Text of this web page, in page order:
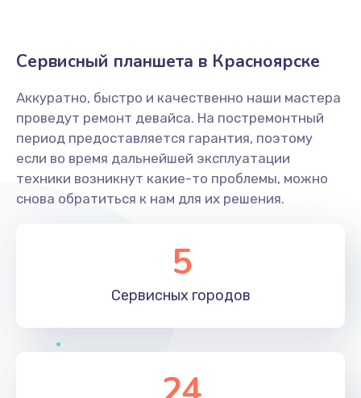
Сервисный планшета в Красноярске
Аккуратно, быстро и качественно наши мастера
проведут ремонт девайса. На постремонтный
период предоставляется гарантия, поэтому
если во время дальнейшей эксплуатации
техники возникнут какие-то проблемы, можно
снова обратиться к нам для их решения.
5
Сервисных городов